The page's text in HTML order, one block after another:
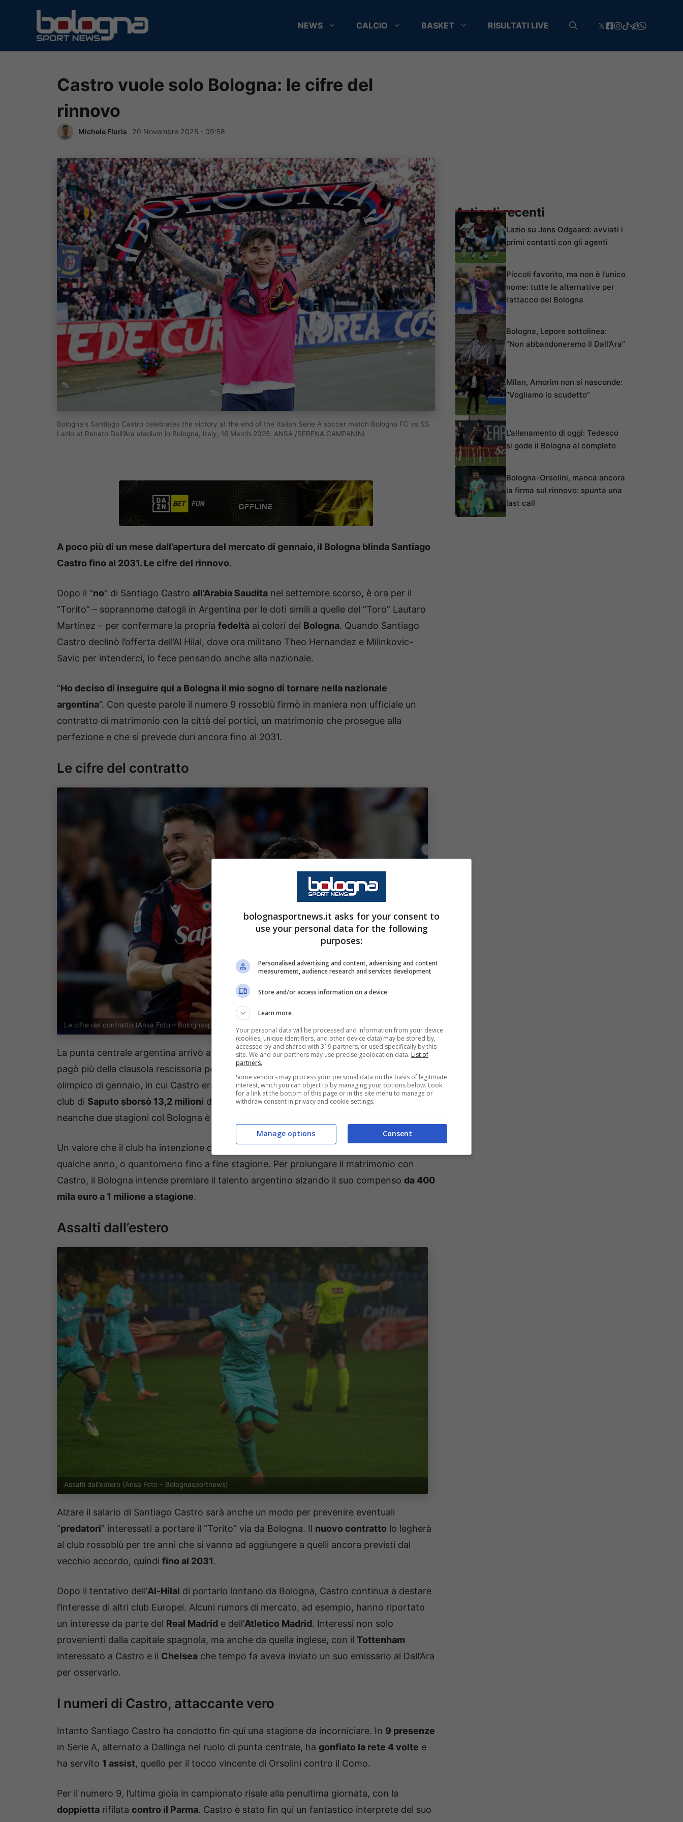
contenuto
NEWS CALCIO BASKET RISULTATI LIVE
Castro vuole solo Bologna: le cifre del
rinnovo
Michele Floris 20 Novembre 2025 - 09:58
Bologna's Santiago Castro celebrates the victory at the end of the Italian Serie A soccer match Bologna FC vs SS
Lazio at Renato Dall'Ara stadium in Bologna, Italy, 16 March 2025. ANSA /SERENA CAMPANINI
A poco più di un mese dall’apertura del mercato di gennaio, il Bologna blinda Santiago
Castro fino al 2031. Le cifre del rinnovo.
Dopo il “no” di Santiago Castro all’Arabia Saudita nel settembre scorso, è ora per il
“Torito” – soprannome datogli in Argentina per le doti simili a quelle del “Toro” Lautaro
Martinez – per confermare la propria fedeltà ai colori del Bologna. Quando Santiago
Castro declinò l’offerta dell’Al Hilal, dove ora militano Theo Hernandez e Milinkovic-
Savic per intenderci, lo fece pensando anche alla nazionale.
“Ho deciso di inseguire qui a Bologna il mio sogno di tornare nella nazionale
argentina“. Con queste parole il numero 9 rossoblù firmò in maniera non ufficiale un
contratto di matrimonio con la città dei portici, un matrimonio che prosegue alla
perfezione e che si prevede duri ancora fino al 2031.
Le cifre del contratto
Le cifre del contratto (Ansa Foto – Bolognasportnews)
La punta centrale argentina arrivò a Bologna il 30 gennaio 2024, quando il club rossoblù
pagò più della clausola rescissoria per averlo immediatamente dopo il torneo pre-
olimpico di gennaio, in cui Castro era impegnato con i colori dell’Argentina under 23. Il
club di Saputo sborsò 13,2 milioni di euro per riscattare il giovane talento, che
neanche due stagioni col Bologna è
Un valore che il club ha intenzione di tenere stretto nel proprio caveau per ancora
qualche anno, o quantomeno fino a fine stagione. Per prolungare il matrimonio con
Castro, il Bologna intende premiare il talento argentino alzando il suo compenso da 400
mila euro a 1 milione a stagione.
Assalti dall’estero
Assalti dall’estero (Ansa Foto – Bolognasportnews)
Alzare il salario di Santiago Castro sarà anche un modo per prevenire eventuali
“predatori” interessati a portare il “Torito” via da Bologna. Il nuovo contratto lo legherà
al club rossoblù per tre anni che si vanno ad aggiungere a quelli ancora previsti dal
vecchio accordo, quindi fino al 2031.
Dopo il tentativo dell’Al-Hilal di portarlo lontano da Bologna, Castro continua a destare
l’interesse di altri club Europei. Alcuni rumors di mercato, ad esempio, hanno riportato
un interesse da parte del Real Madrid e dell’Atletico Madrid. Interessi non solo
provenienti dalla capitale spagnola, ma anche da quella inglese, con il Tottenham
interessato a Castro e il Chelsea che tempo fa aveva inviato un suo emissario al Dall’Ara
per osservarlo.
I numeri di Castro, attaccante vero
Intanto Santiago Castro ha condotto fin qui una stagione da incorniciare. In 9 presenze
in Serie A, alternato a Dallinga nel ruolo di punta centrale, ha gonfiato la rete 4 volte e
ha servito 1 assist, quello per il tocco vincente di Orsolini contro il Como.
Per il numero 9, l’ultima gioia in campionato risale alla penultima giornata, con la
doppietta rifilata contro il Parma. Castro è stato fin qui un fantastico interprete del suo
Articoli recenti
Lazio su Jens Odgaard: avviati i
primi contatti con gli agenti
Piccoli favorito, ma non è l’unico
nome: tutte le alternative per
l’attacco del Bologna
Bologna, Lepore sottolinea:
“Non abbandoneremo il Dall’Ara”
Milan, Amorim non si nasconde:
“Vogliamo lo scudetto”
L’allenamento di oggi: Tedesco
si gode il Bologna al completo
Bologna-Orsolini, manca ancora
la firma sul rinnovo: spunta una
last call
bolognasportnews.it asks for your consent to
use your personal data for the following
purposes:
Personalised advertising and content, advertising and content
measurement, audience research and services development
Store and/or access information on a device
Learn more
Your personal data will be processed and information from your device
(cookies, unique identifiers, and other device data) may be stored by,
accessed by and shared with 319 partners, or used specifically by this
site. We and our partners may use precise geolocation data. List of
partners.
Some vendors may process your personal data on the basis of legitimate
interest, which you can object to by managing your options below. Look
for a link at the bottom of this page or in the site menu to manage or
withdraw consent in privacy and cookie settings.
Consent
Manage options